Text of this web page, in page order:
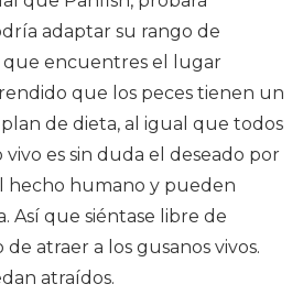
adaptar su rango de
que encuentres el lugar
que los peces tienen un
de dieta, al igual que todos
vivo es sin duda el deseado por
hecho humano y pueden
Así que siéntase libre de
atraer a los gusanos vivos.
atraídos.